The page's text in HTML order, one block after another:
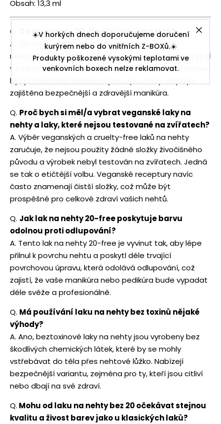
☀️V horkých dnech doporučujeme doručení
kurýrem nebo do vnitřních Z-BOXů.☀️
Produkty poškozené vysokými teplotami ve
venkovních boxech nelze reklamovat.
Obsah: 13,3 ml
Q.
Co znamená „20-free“ u laku na nehty?
A. „20-free“ znamená, že složení laku na nehty
neobsahuje 20 běžných toxinů, které se často vyskytují
v běžných lacích na nehty. Tyto chemické látky mohou
být potenciálně škodlivé a jsou vyloučeny, aby byla
zajištěna bezpečnější a zdravější manikúra.
Q. Proč bych si měl/a vybrat veganské laky na
nehty a laky, které nejsou testované na zvířatech?
A. Výběr veganských a cruelty-free laků na nehty
zaručuje, že nejsou použity žádné složky živočišného
původu a výrobek nebyl testován na zvířatech. Jedná
se tak o etičtější volbu. Veganské receptury navíc
často znamenají čistší složky, což může být
prospěšné pro celkové zdraví vašich nehtů.
Q. Jak lak na nehty 20-free poskytuje barvu
odolnou proti odlupování?
A. Tento lak na nehty 20-free je vyvinut tak, aby lépe
přilnul k povrchu nehtu a poskytl déle trvající
povrchovou úpravu, která odolává odlupování, což
zajistí, že vaše manikúra nebo pedikúra bude vypadat
déle svěže a profesionálně.
Q. Má používání laku na nehty bez toxinů nějaké
výhody?
A. Ano, beztoxinové laky na nehty jsou vyrobeny bez
škodlivých chemických látek, které by se mohly
vstřebávat do těla přes nehtové lůžko. Nabízejí
bezpečnější variantu, zejména pro ty, kteří jsou citliví
nebo dbají na své zdraví.
Q. Mohu od laku na nehty bez 20 očekávat stejnou
kvalitu a živost barev jako u klasických laků?